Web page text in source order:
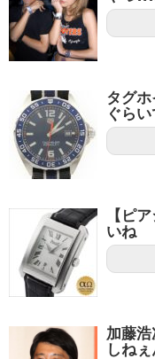
タグホ
ぐら
【ピ
いね
加藤
しねぇ